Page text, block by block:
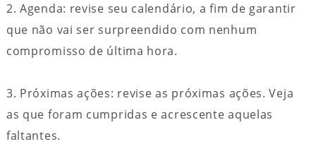
2. Agenda: revise seu calendário, a fim de garantir
que não vai ser surpreendido com nenhum
compromisso de última hora.
3. Próximas ações: revise as próximas ações. Veja
as que foram cumpridas e acrescente aquelas
faltantes.